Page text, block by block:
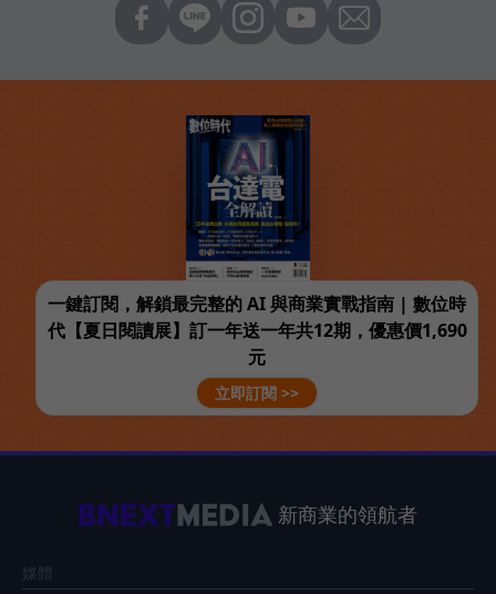
一鍵訂閱，解鎖最完整的 AI 與商業實戰指南 | 數位時
代【夏日閱讀展】訂一年送一年共12期，優惠價1,690
元
立即訂閱 >>
新商業的領航者
媒體